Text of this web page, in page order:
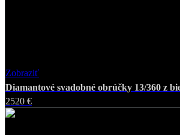
Zobraziť
Diamantové svadobné obrúčky 13/360 z
2520 €